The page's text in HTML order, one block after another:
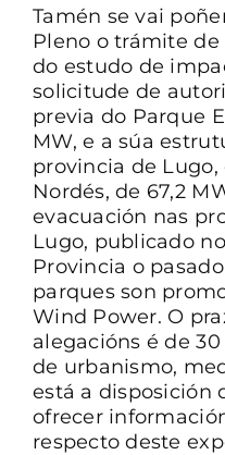
Tamén se vai
Pleno o trámite
do estudo de
solicitude de
previa do Parque
MW, e a súa
provincia de
Nordés, de 67,2
evacuación nas
Lugo, publicado
Provincia o
parques son
Wind Power. O
alegacións é de
de urbanismo,
está a disposición
ofrecer
respecto deste